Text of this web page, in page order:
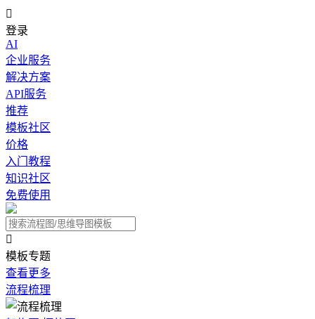

登录
AI
企业服务
解决方案
API服务
推荐
模板社区
价格
入门教程
知识社区
免费使用

模板专题
查看更多
流程梳理